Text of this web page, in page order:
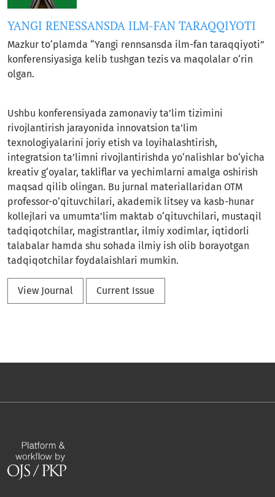
YANGI RENESSANSDA ILM-FAN TARAQQIYOTI
Mazkur to‘plamda “Yangi rennsansda ilm-fan taraqqiyoti”
konferensiyasiga kelib tushgan tezis va maqolalar o‘rin
olgan.
Ushbu konferensiyada zamonaviy ta’lim tizimini
rivojlantirish jarayonida innovatsion ta’lim
texnologiyalarini joriy etish va loyihalashtirish,
integratsion ta’limni rivojlantirishda yo‘nalishlar bo‘yicha
kreativ g‘oyalar, takliflar va yechimlarni amalga oshirish
maqsad qilib olingan. Bu jurnal materiallaridan OTM
professor-o‘qituvchilari, akademik litsey va kasb-hunar
kollejlari va umumta’lim maktab o‘qituvchilari, mustaqil
tadqiqotchilar, magistrantlar, ilmiy xodimlar, iqtidorli
talabalar hamda shu sohada ilmiy ish olib borayotgan
tadqiqotchilar foydalaishlari mumkin.
View Journal Current Issue